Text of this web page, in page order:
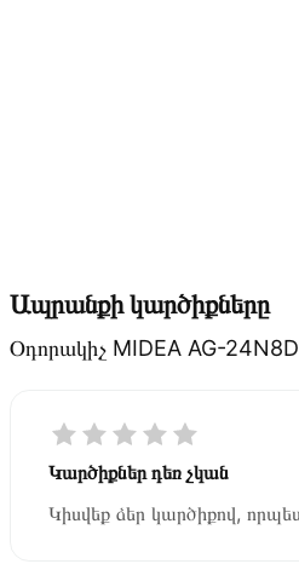
Ապրանքի կարծիքները
Օդորակիչ MIDEA AG-
Կարծիքներ դեռ չկան
Կիսվեք ձեր կարծիքով,